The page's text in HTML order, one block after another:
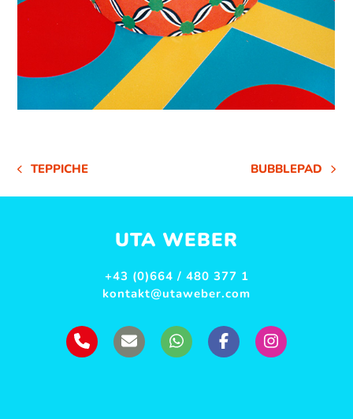
VORHERIGER
BEITRAG:
TEPPICHE
NÄCHSTER
BEITRAG:
BUBBLEPAD
UTA WEBER
+43 (0)664 / 480 377 1
kontakt@utaweber.com